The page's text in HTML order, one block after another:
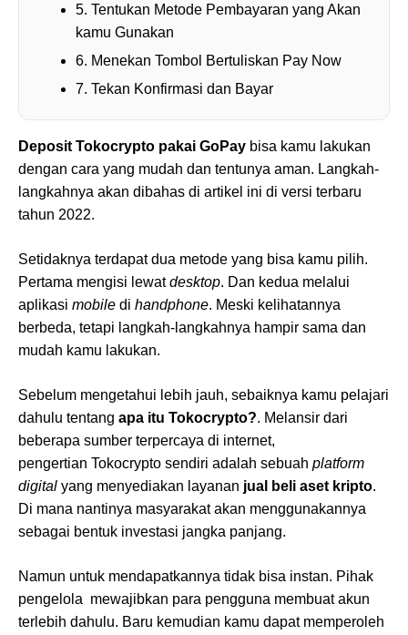
5. Tentukan Metode Pembayaran yang Akan
kamu Gunakan
6. Menekan Tombol Bertuliskan Pay Now
7. Tekan Konfirmasi dan Bayar
Deposit Tokocrypto pakai GoPay bisa kamu lakukan
dengan cara yang mudah dan tentunya aman. Langkah-
langkahnya akan dibahas di artikel ini di versi terbaru
tahun 2022.
Setidaknya terdapat dua metode yang bisa kamu pilih.
Pertama mengisi lewatdesktop. Dan kedua melalui
aplikasi mobile di handphone. Meski kelihatannya
berbeda, tetapi langkah-langkahnya hampir sama dan
mudah kamu lakukan.
Sebelum mengetahui lebih jauh, sebaiknya kamu pelajari
dahulu tentang apa itu Tokocrypto?. Melansir dari
beberapa sumber terpercaya di internet,
pengertian Tokocrypto sendiri adalah sebuah platform
digital yang menyediakan layanan jual beli aset kripto.
Di mana nantinya masyarakat akan menggunakannya
sebagai bentuk investasi jangka panjang.
Namun untuk mendapatkannya tidak bisa instan. Pihak
pengelola mewajibkan para pengguna membuat akun
terlebih dahulu. Baru kemudian kamu dapat memperoleh